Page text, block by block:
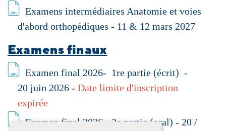
Examens intermédiaires Anatomie et voies
d'abord orthopédiques - 11 & 12 mars 2027
Examens finaux
Examen final 2026- 1re partie (écrit) -
20 juin 2026 - Date limite d'inscription
expirée
Examen final 2026 - 2e partie (oral) - 20 /